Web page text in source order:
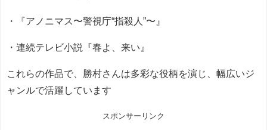
・『アノニマス〜警視庁“指殺人”〜』
・連続テレビ小説『春よ、来い』
これらの作品で、勝村さんは多彩な役柄を演じ、幅広いジ
ャンルで活躍しています
スポンサーリンク